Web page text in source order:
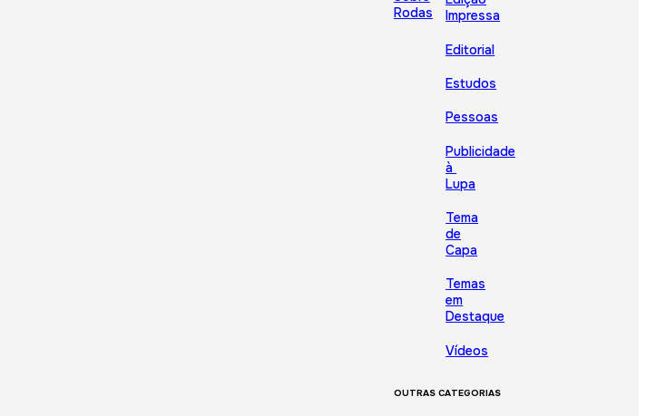
Rodas
Impressa
Editorial
Estudos
Pessoas
Publicidade
à
Lupa
Tema
de
Capa
Temas
em
Destaque
Vídeos
OUTRAS CATEGORIAS